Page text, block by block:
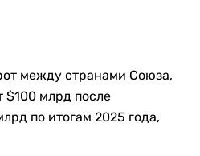
между странами Союза,
$100 млрд после
по итогам 2025 года,